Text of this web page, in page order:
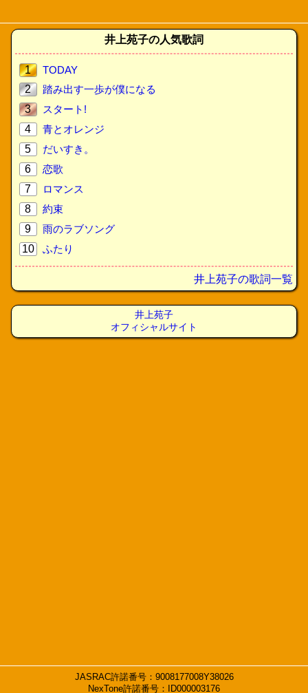
井上苑子の人気歌詞
1
TODAY
2
踏み出す一歩が僕になる
3
スタート!
4
青とオレンジ
5
だいすき。
6
恋歌
7
ロマンス
8
約束
9
雨のラブソング
10
ふたり
井上苑子の歌詞一覧
井上苑子
オフィシャルサイト
JASRAC許諾番号：9008177008Y38026
NexTone許諾番号：ID000003176